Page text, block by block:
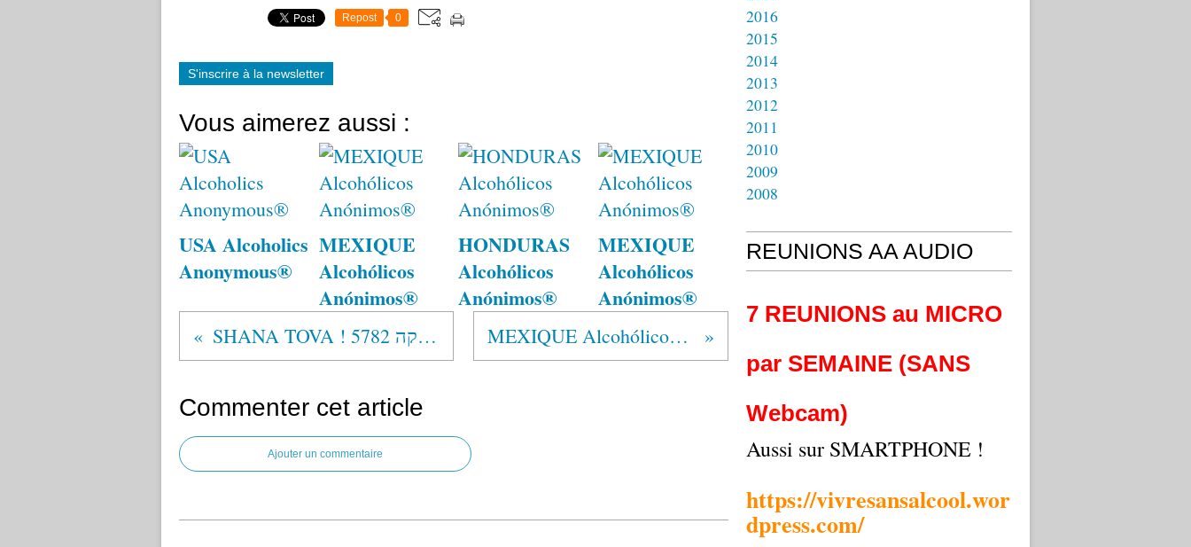
Repost 0
S'inscrire à la newsletter
Vous aimerez aussi :
USA Alcoholics
Anonymous®
MEXIQUE
Alcohólicos
Anónimos®
HONDURAS
Alcohólicos
Anónimos®
MEXIQUE
Alcohólicos
Anónimos®
SHANA TOVA ! 5782 שנה טובה ומתוקה MEXIQUE Alcohólicos Anónimos®
Commenter cet article
Ajouter un commentaire
2016
2015
2014
2013
2012
2011
2010
2009
2008
REUNIONS AA AUDIO
7 REUNIONS au MICRO
par SEMAINE (SANS
Webcam)
Aussi sur SMARTPHONE !
https://vivresansalcool.wor
dpress.com/